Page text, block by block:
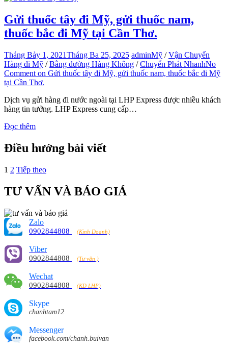
Gửi thuốc tây đi Mỹ, gửi thuốc nam,
thuốc bắc đi Mỹ tại Cần Thơ.
Tháng Bảy 1, 2021Tháng Ba 25, 2025 adminMỹ /Vận Chuyển
Hàng đi Mỹ /Bằng đường Hàng Không /Chuyển Phát NhanhNo
Comment on Gửi thuốc tây đi Mỹ, gửi thuốc nam, thuốc bắc đi Mỹ
tại Cần Thơ.
Dịch vụ gửi hàng đi nước ngoài tại LHP Express được nhiều khách
hàng tin tưởng. LHP Express cung cấp…
Đọc thêm
Điều hướng bài viết
1 2 Tiếp theo
TƯ VẤN VÀ BÁO GIÁ
Zalo
0902844808 (Kinh Doanh)
Viber
0902844808 (Tư vấn )
Wechat
0902844808 (KD LHP)
Skype
chanhtam12
Messenger
facebook.com/chanh.buivan